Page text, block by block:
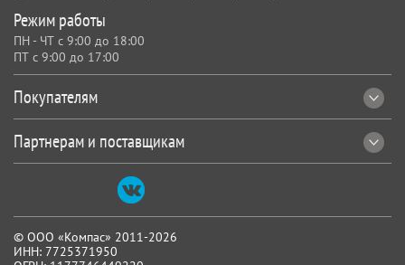
© ООО «Компас» 2011-2026
ИНН: 7725371950
Покупателям
Партнерам и поставщикам
Режим работы
ПН - ЧТ с 9:00 до 18:00
ПТ с 9:00 до 17:00